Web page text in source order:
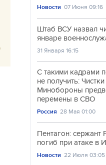
Новости 07 Июня 09:16
Штаб ВСУ назвал
январе
31 Января 16:15
С такими кадрами
не получить: Чистки
Минобороны
перемены в СВО
Россия 28 Мая 01:00
Пентагон: сержант
погиб при атаке в
Новости 22 Июля 03:05